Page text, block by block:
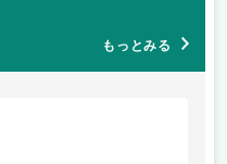
もっとみる